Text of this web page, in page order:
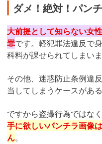
ダメ！絶対！パン
大前提として知らない女
罪です。軽犯罪法違反で
科料が課せられてしまいま
その他、迷惑防止条例違
当してしまうケースがあ
ですから盗撮行為ではなく
手に欲しいパンチラ画像
ん。